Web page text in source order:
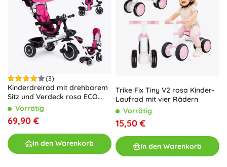
(3)
Kinderdreirad mit drehbarem
Sitz und Verdeck rosa ECO
TOYS
Vorrätig
69,90 €
In den Warenkorb
Trike Fix Tiny V2 rosa Kinder-
Laufrad mit vier Rädern
Vorrätig
15,50 €
In den Warenkorb